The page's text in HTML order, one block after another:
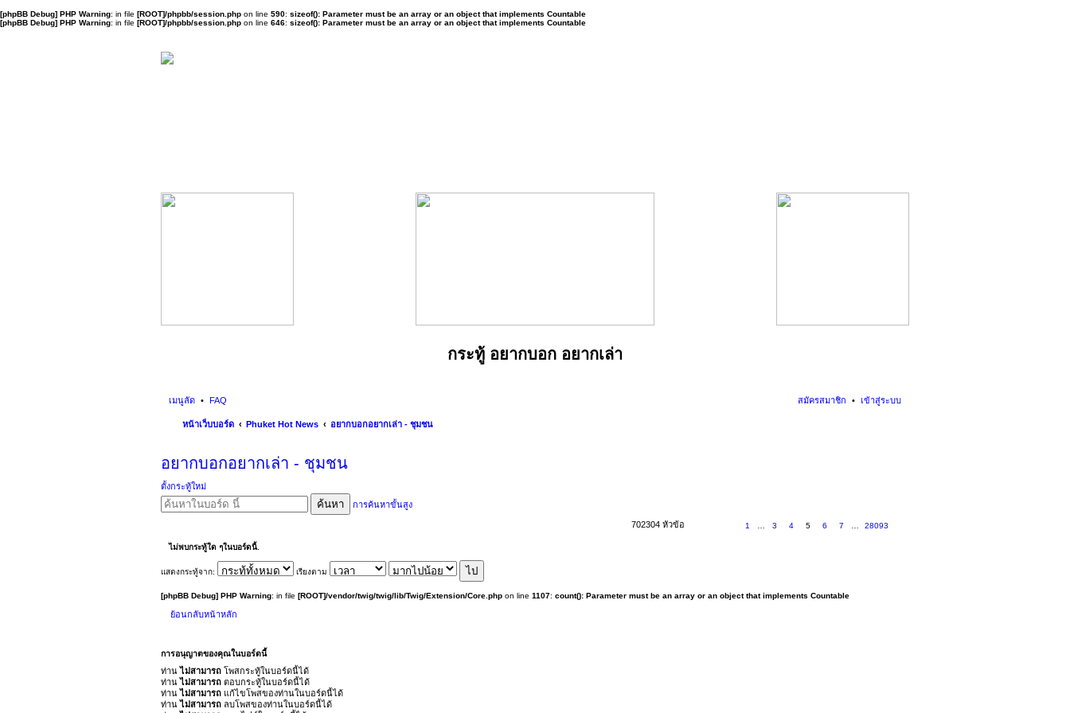
[phpBB Debug] PHP Warning: in file [ROOT]/phpbb/session.php on line 590: sizeof(): Parameter must be an array or an object that implements Countable
[phpBB Debug] PHP Warning: in file [ROOT]/phpbb/session.php on line 646: sizeof(): Parameter must be an array or an object that implements Countable
กระทู้ อยากบอก อยากเล่า
เมนูลัด FAQ เข้าสู่ระบบ
สมัครสมาชิก
หน้าเว็บบอร์ด Phuket Hot News อยากบอกอยากเล่า - ชุมชน
อยากบอกอยากเล่า - ชุมชน
ตั้งกระทู้ใหม่
ค้นหา การค้นหาขั้นสูง
702304 หัวข้อ 1 3 4 5 6 7 28093
ไม่พบกระทู้ใด ๆในบอร์ดนี้.
แสดงกระทู้จาก: เรียงตาม
[phpBB Debug] PHP Warning: in file [ROOT]/vendor/twig/twig/lib/Twig/Extension/Core.php on line 1107: count(): Parameter must be an array or an object that implements Countable
ย้อนกลับหน้าหลัก
การอนุญาตของคุณในบอร์ดนี้
ท่านไม่สามารถ โพสกระทู้ในบอร์ดนี้ได้
ท่านไม่สามารถ ตอบกระทู้ในบอร์ดนี้ได้
ท่านไม่สามารถ แก้ไขโพสของท่านในบอร์ดนี้ได้
ท่านไม่สามารถ ลบโพสของท่านในบอร์ดนี้ได้